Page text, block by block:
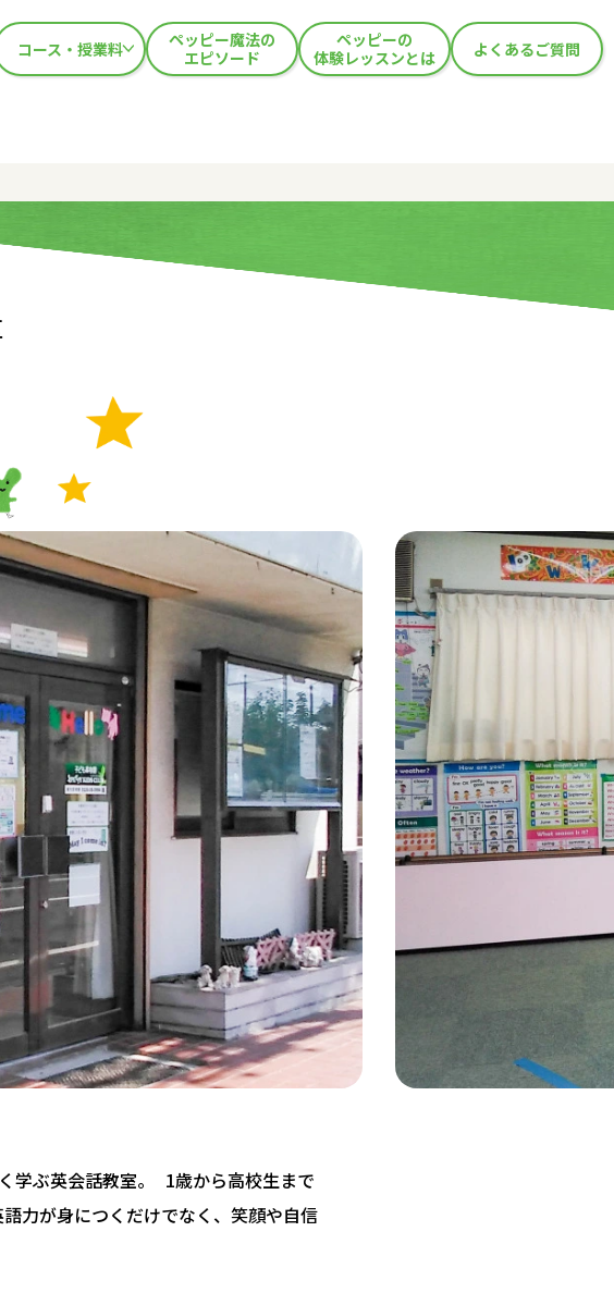
コース・授業料
ペッピー魔法の
エピソード
ペッピーの
体験レッスンとは
よくあるご質問
学ぶ英会話教室。 1歳から高校生まで
力が身につくだけでなく、笑顔や自信